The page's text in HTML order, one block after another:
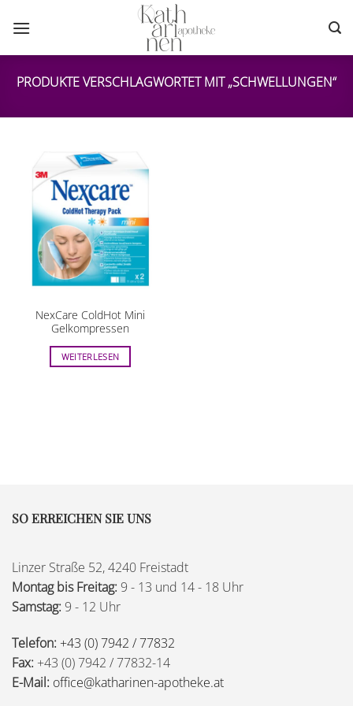
Inhalt
PRODUKTE VERSCHLAGWORTET MIT „SCHWELLUNGEN“
NexCare ColdHot Mini
Gelkompressen
WEITERLESEN
SO ERREICHEN SIE UNS
Linzer Straße 52, 4240 Freistadt
Montag bis Freitag: 9 - 13 und 14 - 18 Uhr
Samstag: 9 - 12 Uhr
Telefon: +43 (0) 7942 / 77832
Fax: +43 (0) 7942 / 77832-14
E-Mail: office@katharinen-apotheke.at